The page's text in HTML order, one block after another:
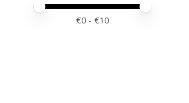
Minimale prijswaarde
Price maximum value
€0 - €10